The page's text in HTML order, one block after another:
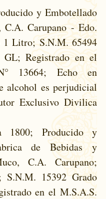
y Embotellado
Carupano - Edo.
1 Litro; S.N.M. 65494
Registrado en el
13664; Echo en
alcohol es perjudicial
Exclusivo Divilica
1800; Producido y
de Bebidas y
C.A. Carupano;
15392 Grado
en el M.S.A.S.